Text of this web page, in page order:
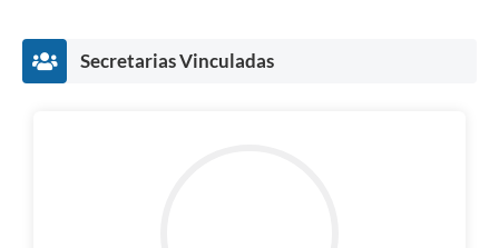
Secretarias Vinculadas